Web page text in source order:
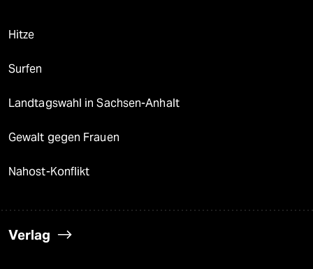
Hitze
Surfen
Landtagswahl in Sachsen-Anhalt
Gewalt gegen Frauen
Nahost-Konflikt
Verlag